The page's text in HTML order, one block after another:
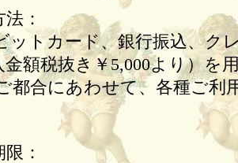
法：
ットカード、銀行振込、ク
金額税抜き￥5,000より）を
都合にあわせて、各種ご利
限：